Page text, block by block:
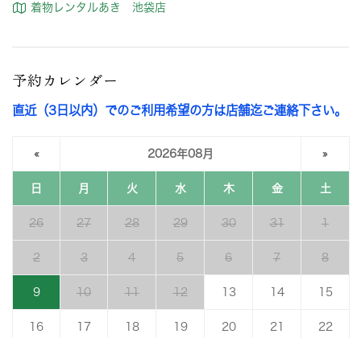
着物レンタルあき 池袋店
予約カレンダー
直近（3日以内）でのご利用希望の方は店舗迄ご連絡下さい。
« 2026年08月 »
日 月 火 水 木 金 土
26 27 28 29 30 31 1
2 3 4 5 6 7 8
9 10 11 12 13 14 15
16 17 18 19 20 21 22